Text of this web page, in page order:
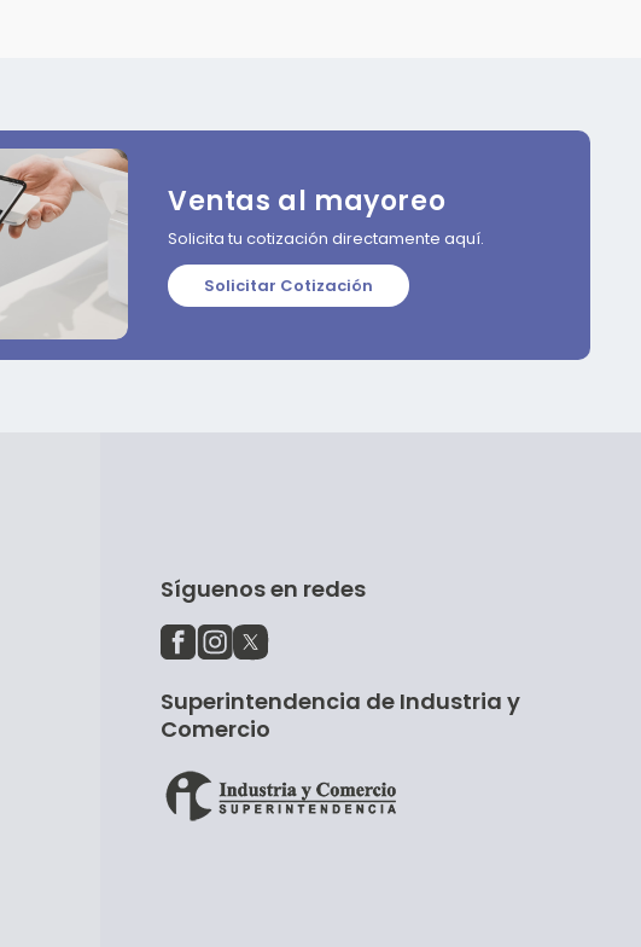
Ventas al mayoreo
Solicita tu cotización directamente aquí.
Solicitar Cotización
Síguenos en redes
Superintendencia de Industria y
Comercio